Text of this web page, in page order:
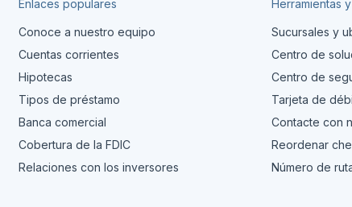
Enlaces populares
Conoce a nuestro equipo
Cuentas corrientes
Hipotecas
Tipos de préstamo
Banca comercial
Cobertura de la FDIC
Relaciones con los inversores
Herramientas
Sucursales y
Centro de
Centro de
Tarjeta de
Contacte con
Reordenar
Número de